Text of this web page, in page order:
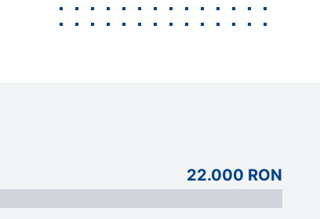
22.000 RON